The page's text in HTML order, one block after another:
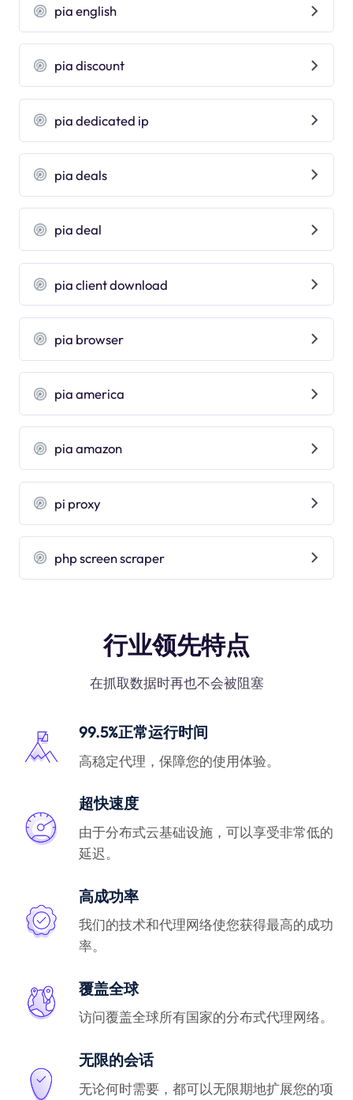
pia english
pia discount
pia dedicated ip
pia deals
pia deal
pia client download
pia browser
pia america
pia amazon
pi proxy
php screen scraper
行业领先特点
在抓取数据时再也不会被阻塞
99.5%正常运行时间
高稳定代理，保障您的使用体验。
超快速度
由于分布式云基础设施，可以享受非常低的
延迟。
高成功率
我们的技术和代理网络使您获得最高的成功
率。
覆盖全球
访问覆盖全球所有国家的分布式代理网络。
无限的会话
无论何时需要，都可以无限期地扩展您的项